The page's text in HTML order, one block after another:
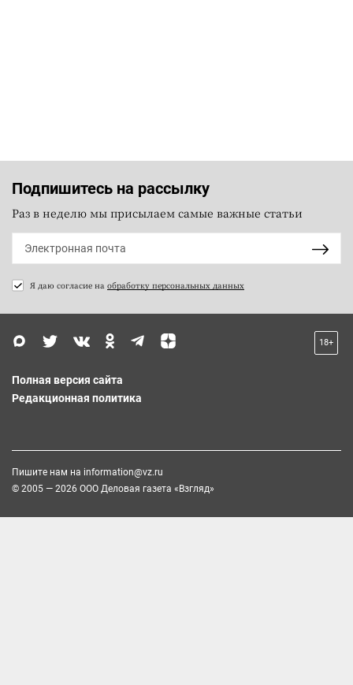
Подпишитесь на рассылку
Раз в неделю мы присылаем самые важные статьи
Я даю согласие на обработку персональных данных
18+
Полная версия сайта
Редакционная политика
Пишите нам на information@vz.ru
© 2005 — 2026 ООО Деловая газета «Взгляд»